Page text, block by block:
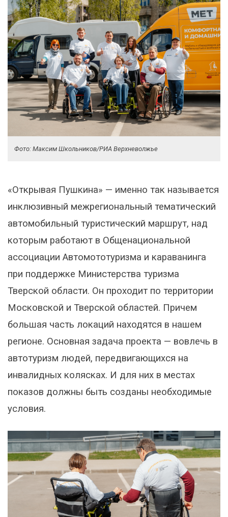
Фото: Максим Школьников/РИА Верхневолжье
«Открывая Пушкина» — именно так называется
инклюзивный межрегиональный тематический
автомобильный туристический маршрут, над
которым работают в Общенациональной
ассоциации Автомототуризма и караванинга
при поддержке Министерства туризма
Тверской области. Он проходит по территории
Московской и Тверской областей. Причем
большая часть локаций находятся в нашем
регионе. Основная задача проекта — вовлечь в
автотуризм людей, передвигающихся на
инвалидных колясках. И для них в местах
показов должны быть созданы необходимые
условия.